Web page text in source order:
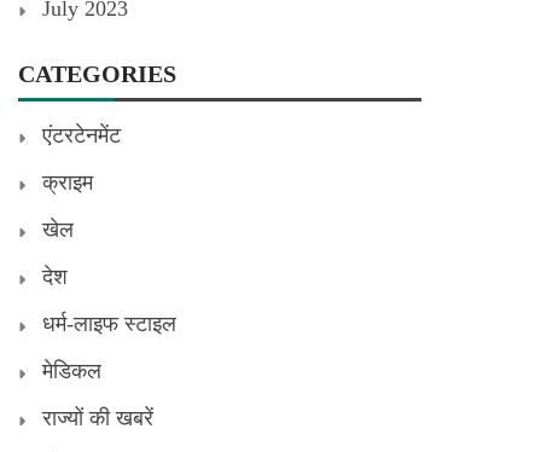
July 2023
CATEGORIES
एंटरटेनमेंट
क्राइम
खेल
देश
धर्म-लाइफ स्टाइल
मेडिकल
राज्यों की खबरें